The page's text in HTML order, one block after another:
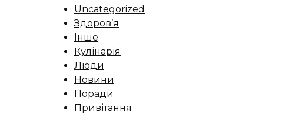
Uncategorized
Здоров’я
Інше
Кулінарія
Люди
Новини
Поради
Привітання